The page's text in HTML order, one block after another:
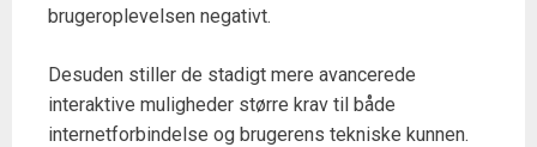
brugeroplevelsen negativt.
Desuden stiller de stadigt mere avancerede
interaktive muligheder større krav til både
internetforbindelse og brugerens tekniske kunnen.